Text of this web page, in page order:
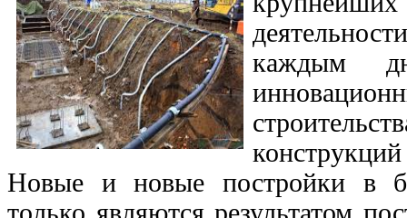
каждым
Новые и новые постройки в